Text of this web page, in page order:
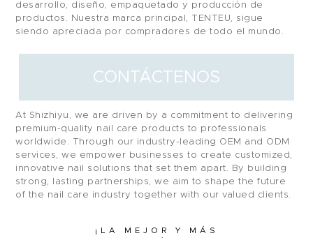
desarrollo, diseño, empaquetado y producción de
productos. Nuestra marca principal, TENTEU, sigue
siendo apreciada por compradores de todo el mundo.
CONTÁCTENOS
At Shizhiyu, we are driven by a commitment to delivering
premium-quality nail care products to professionals
worldwide. Through our industry-leading OEM and ODM
services, we empower businesses to create customized,
innovative nail solutions that set them apart. By building
strong, lasting partnerships, we aim to shape the future
of the nail care industry together with our valued clients.
¡LA MEJOR Y MÁS